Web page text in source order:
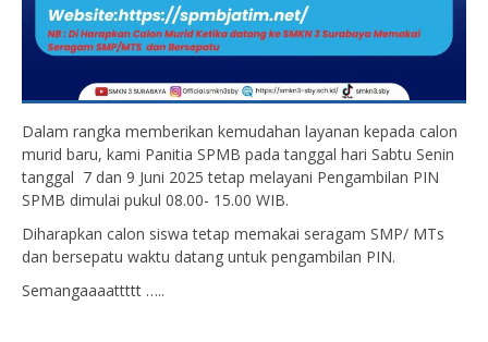
Dalam rangka memberikan kemudahan layanan kepada calon
murid baru, kami Panitia SPMB pada tanggal hari Sabtu Senin
tanggal 7 dan 9 Juni 2025 tetap melayani Pengambilan PIN
SPMB dimulai pukul 08.00- 15.00 WIB.
Diharapkan calon siswa tetap memakai seragam SMP/ MTs
dan bersepatu waktu datang untuk pengambilan PIN.
Semangaaaattttt …..